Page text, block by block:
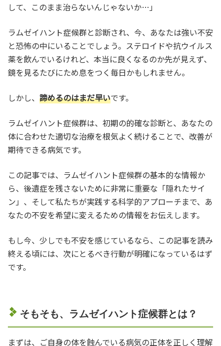
して、このまま治らないんじゃないか…」
ラムゼイハント症候群と診断され、今、あなたは強い不安
と恐怖の中にいることでしょう。ステロイドや抗ウイルス
薬を飲んでいるけれど、本当に良くなるのか先が見えず、
鏡を見るたびにため息をつく毎日かもしれません。
しかし、 諦めるのはまだ早いです。
ラムゼイハント症候群は、初期の的確な診断と、あなたの
体に合わせた適切な治療を根気よく続けることで、改善が
期待できる病気です。
この記事では、ラムゼイハント症候群の基本的な情報か
ら、後遺症を残さないために非常に重要な「隠れたサイ
ン」、そして私たちが実践する科学的アプローチまで、あ
なたの不安を希望に変えるための情報をお伝えします。
もし今、少しでも不安を感じているなら、この記事を読み
終える頃には、次にとるべき行動が明確になっているはず
です。
そもそも、ラムゼイハント症候群とは？
まずは、ご自身の体を蝕んでいる病気の正体を正しく理解